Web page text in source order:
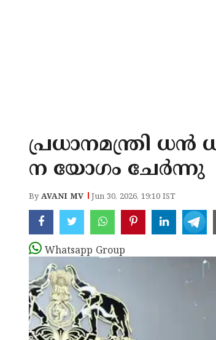
പ്രധാനമന്ത്രി
ന യോഗം ചേർന്നു
ByAVANI MV Jun 30, 2026, 19:10 IST
Whatsapp Group